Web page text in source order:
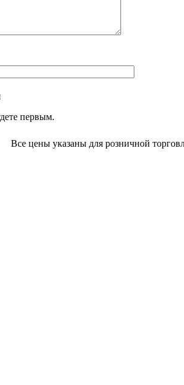
первым.
Все цены указаны для розничной